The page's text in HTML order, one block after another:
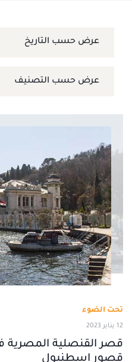
تحت الضوء
12 يناير 2023
قصر القنصلية المصرية
قصور إسطنبول